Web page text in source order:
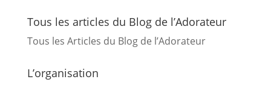
Tous les articles du Blog de l’Adorateur
Tous les Articles du Blog de l’Adorateur
L’organisation